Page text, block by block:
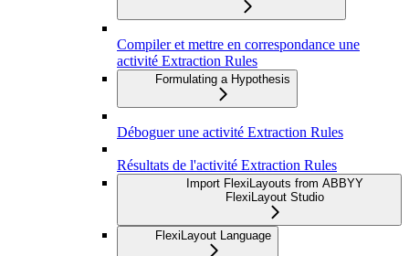
Compiler et mettre en correspondance une
activité Extraction Rules
Formulating a Hypothesis
Déboguer une activité Extraction Rules
Résultats de l'activité Extraction Rules
Import FlexiLayouts from ABBYY
FlexiLayout Studio
FlexiLayout Language